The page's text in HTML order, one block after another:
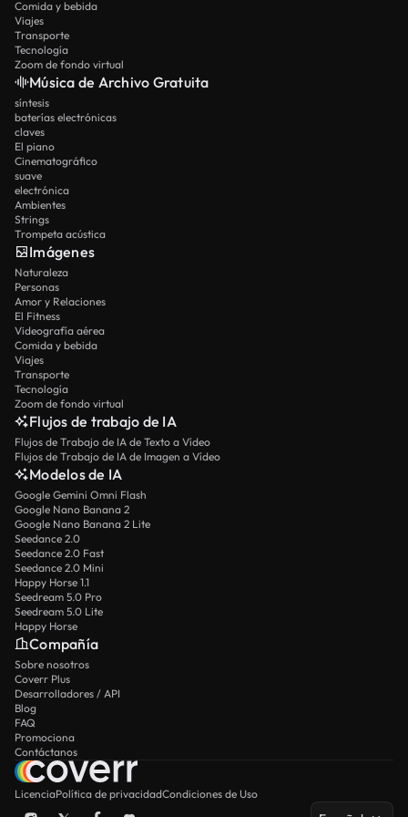
Comida y bebida
Viajes
Transporte
Tecnología
Zoom de fondo virtual
Música de Archivo Gratuita
síntesis
baterías electrónicas
claves
El piano
Cinematográfico
suave
electrónica
Ambientes
Strings
Trompeta acústica
Imágenes
Naturaleza
Personas
Amor y Relaciones
El Fitness
Videografía aérea
Comida y bebida
Viajes
Transporte
Tecnología
Zoom de fondo virtual
Flujos de trabajo de IA
Flujos de Trabajo de IA de Texto a Vídeo
Flujos de Trabajo de IA de Imagen a Vídeo
Modelos de IA
Google Gemini Omni Flash
Google Nano Banana 2
Google Nano Banana 2 Lite
Seedance 2.0
Seedance 2.0 Fast
Seedance 2.0 Mini
Happy Horse 1.1
Seedream 5.0 Pro
Seedream 5.0 Lite
Happy Horse
Compañía
Sobre nosotros
Coverr Plus
Desarrolladores / API
Blog
FAQ
Promociona
Contáctanos
LicenciaPolítica de privacidadCondiciones de Uso